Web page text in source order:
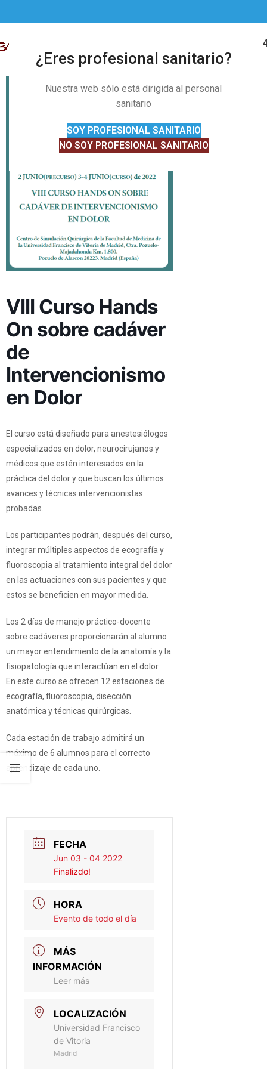
¿Eres profesional sanitario?
Nuestra web sólo está dirigida al personal
sanitario
SOY PROFESIONAL SANITARIO
NO SOY PROFESIONAL SANITARIO
91 328 01
VIII Curso Hands
On sobre cadáver
de
Intervencionismo
en Dolor
El curso está diseñado para anestesiólogos
especializados en dolor, neurocirujanos y
médicos que estén interesados en la
práctica del dolor y que buscan los últimos
avances y técnicas intervencionistas
probadas.
Los participantes podrán, después del curso,
integrar múltiples aspectos de ecografía y
fluoroscopia al tratamiento integral del dolor
en las actuaciones con sus pacientes y que
estos se beneficien en mayor medida.
Los 2 días de manejo práctico-docente
sobre cadáveres proporcionarán al alumno
un mayor entendimiento de la anatomía y la
fisiopatología que interactúan en el dolor.
En este curso se ofrecen 12 estaciones de
ecografía, fluoroscopia, disección
anatómica y técnicas quirúrgicas.
Cada estación de trabajo admitirá un
máximo de 6 alumnos para el correcto
aprendizaje de cada uno.
FECHA
Jun 03 - 04 2022
Finalizdo!
HORA
Evento de todo el día
MÁS
INFORMACIÓN
Leer más
LOCALIZACIÓN
Universidad Francisco
de Vitoria
Madrid